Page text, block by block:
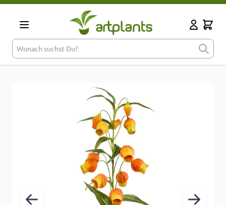
Zum Inhalt springen
Cart